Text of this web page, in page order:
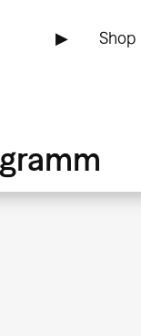
▶ Shop